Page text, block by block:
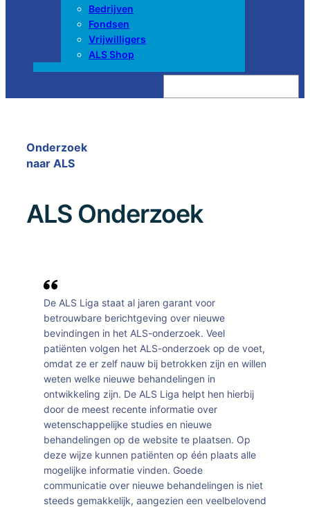
Bedrijven
Fondsen
Vrijwilligers
ALS Shop
Z
e
Onderzoek
naar ALS
ALS Onderzoek
De ALS Liga staat al jaren garant voor
betrouwbare berichtgeving over nieuwe
bevindingen in het ALS-onderzoek. Veel
patiënten volgen het ALS-onderzoek op de voet,
omdat ze er zelf nauw bij betrokken zijn en willen
weten welke nieuwe behandelingen in
ontwikkeling zijn. De ALS Liga helpt hen hierbij
door de meest recente informatie over
wetenschappelijke studies en nieuwe
behandelingen op de website te plaatsen. Op
deze wijze kunnen patiënten op één plaats alle
mogelijke informatie vinden. Goede
communicatie over nieuwe behandelingen is niet
steeds gemakkelijk, aangezien een veelbelovend